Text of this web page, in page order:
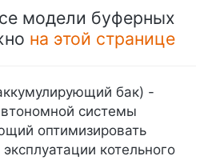
модели буферных
на этой странице
бак) -
системы
оптимизировать
котельного